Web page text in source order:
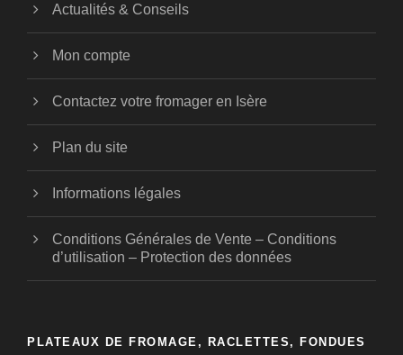
Actualités & Conseils
Mon compte
Contactez votre fromager en Isère
Plan du site
Informations légales
Conditions Générales de Vente – Conditions
d’utilisation – Protection des données
PLATEAUX DE FROMAGE, RACLETTES, FONDUES